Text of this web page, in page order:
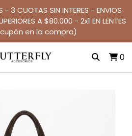
- 3 CUOTAS SIN INTERES - ENVIOS
A $80.000 - 2x1 EN LENTES
en la compra)
0